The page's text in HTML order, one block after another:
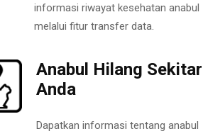
informasi riwayat kesehatan anabul
melalui fitur transfer data.
Anabul Hilang Sekitar
Anda
Dapatkan informasi tentang anabul